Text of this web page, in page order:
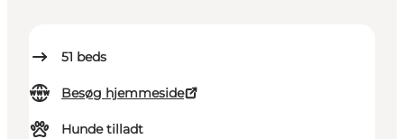
51 beds
Besøg hjemmeside
Hunde tilladt